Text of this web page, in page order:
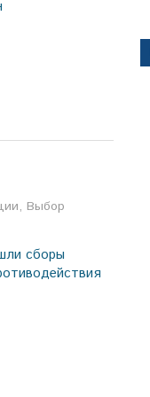
, Выбор
сборы